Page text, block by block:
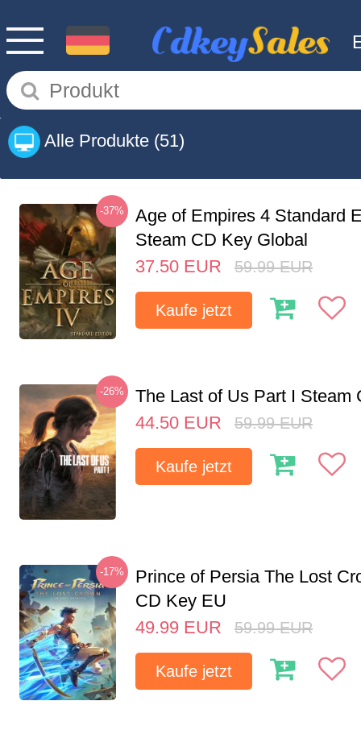
Alle Produkte (51)
-37%
Age of Empires 4 Standard
Steam CD Key Global
37.50 EUR 59.99 EUR
Kaufe jetzt
-26%
The Last of Us Part I Steam
44.50 EUR 59.99 EUR
Kaufe jetzt
-17%
Prince of Persia The Lost
CD Key EU
49.99 EUR 59.99 EUR
Kaufe jetzt